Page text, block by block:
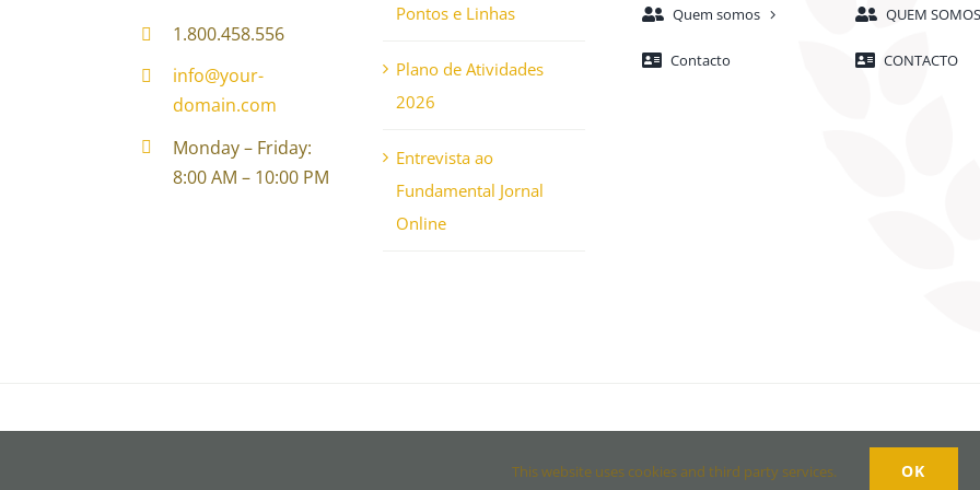
1.800.458.556
info@your-
domain.com
Monday – Friday:
8:00 AM – 10:00 PM
Pontos e Linhas
Plano de Atividades
2026
Entrevista ao
Fundamental Jornal
Online
Quem somos
Contacto
QUEM
CONTACTO
WordPress
This website uses cookies and third party services. OK